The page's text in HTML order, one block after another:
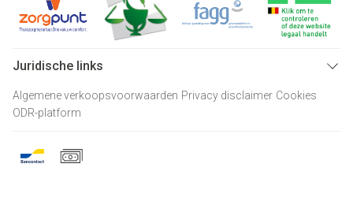
Juridische links
Algemene verkoopsvoorwaarden Privacy disclaimer Cookies
ODR-platform